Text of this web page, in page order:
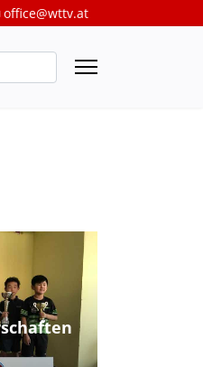
office@wttv.at